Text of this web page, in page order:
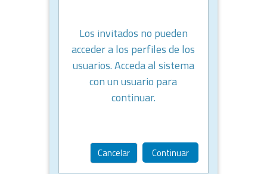
Los invitados no pueden
acceder a los perfiles de los
usuarios. Acceda al sistema
con un usuario para
continuar.
Cancelar Continuar